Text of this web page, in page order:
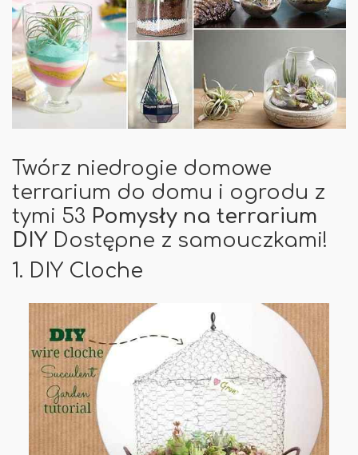
Twórz niedrogie domowe
terrarium do domu i ogrodu z
tymi 53 Pomysły na terrarium
DIYDostępne z samouczkami!
1. DIY Cloche